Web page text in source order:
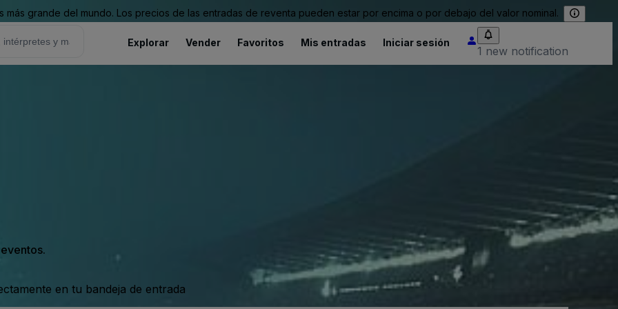
grande del mundo. Los precios de las entradas de reventa pueden estar por encima o por debajo del valor nominal.
Explorar Vender Favoritos Mis entradas Iniciar sesión
1 new notification
en tu bandeja de entrada